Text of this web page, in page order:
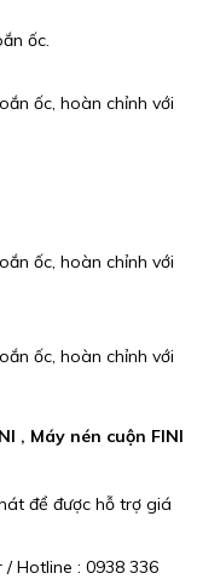
ốc.
ốc, hoàn chỉnh với
ốc, hoàn chỉnh với
ốc, hoàn chỉnh với
, Máy nén cuộn FINI
để được hỗ trợ giá
Hotline : 0938 336